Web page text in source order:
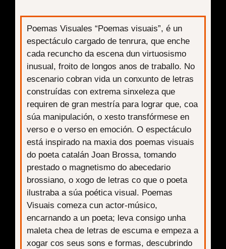
Poemas Visuales “Poemas visuais”, é un
espectáculo cargado de tenrura, que enche
cada recuncho da escena dun virtuosismo
inusual, froito de longos anos de traballo. No
escenario cobran vida un conxunto de letras
construídas con extrema sinxeleza que
requiren de gran mestría para lograr que, coa
súa manipulación, o xesto transfórmese en
verso e o verso en emoción. O espectáculo
está inspirado na maxia dos poemas visuais
do poeta catalán Joan Brossa, tomando
prestado o magnetismo do abecedario
brossiano, o xogo de letras co que o poeta
ilustraba a súa poética visual. Poemas
Visuais comeza cun actor-músico,
encarnando a un poeta; leva consigo unha
maleta chea de letras de escuma e empeza a
xogar cos seus sons e formas, descubrindo